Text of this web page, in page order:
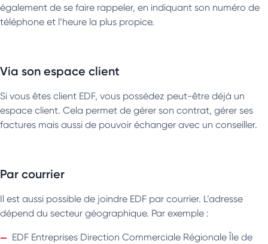
également de se faire rappeler, en indiquant son numéro de
téléphone et l’heure la plus propice.
Via son espace client
Si vous êtes client EDF, vous possédez peut-être déjà un
espace client. Cela permet de gérer son contrat, gérer ses
factures mais aussi de pouvoir échanger avec un conseiller.
Par courrier
Il est aussi possible de joindre EDF par courrier. L’adresse
dépend du secteur géographique. Par exemple :
EDF Entreprises Direction Commerciale Régionale Île de